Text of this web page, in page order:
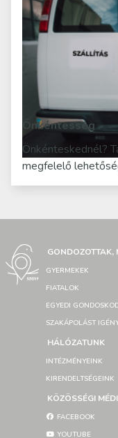
Önkéntesség
Önkénteskednél?
megfelelő
GONDOZOTTAK,
GYERMEKEK
FIATALOK
EGYEDI
SZAKÁPOLÁST
HÁLÓZATUNK
INTÉZMÉNYEINK
KIRENDELTSÉGEINK
KÖZÖSSÉGI
FACEBOOK
YOUTUBE